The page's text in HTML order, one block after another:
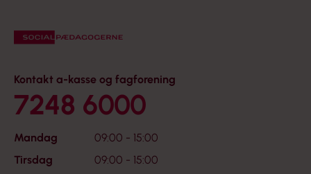
Kontakt a-kasse og fagforening
7248 6000
Mandag
09:00 - 15:00
Tirsdag
09:00 - 15:00